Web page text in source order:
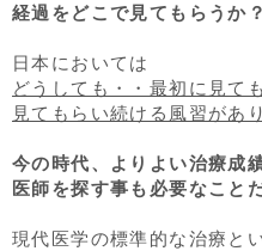
経過をどこで見てもらうか？
日本においては
どうしても・・最初に見て
見てもらい続ける風習があ
今の時代、よりよい治療成
医師を探す事も必要なこと
現代医学の標準的な治療と